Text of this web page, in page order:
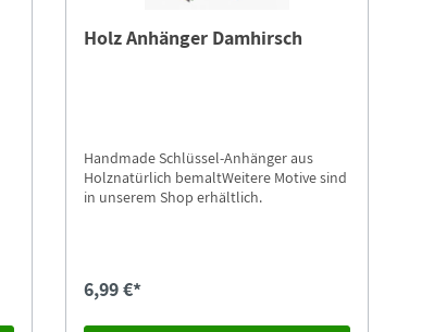
Holz Anhänger Damhirsch
Handmade Schlüssel-Anhänger aus
Holznatürlich bemaltWeitere Motive sind
in unserem Shop erhältlich.
6,99 €*